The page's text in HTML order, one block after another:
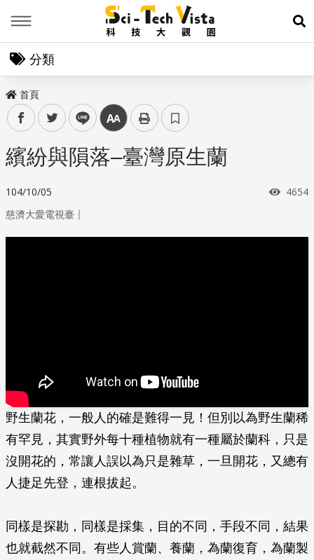
展
分類
首頁
facebooktwitter line 中
繽紛與隕落–臺灣原生蘭
104/10/05 瀏覽
4654
慈濟大愛電視臺 ｜
野生蘭花，一般人的確是難得一­見！但別以為野生蘭稀
有罕見，其實野外每十種植物就有一種屬於蘭科，只是
沒開花的，常讓人誤­以為只是雜草，一旦開花，又總有
人捷足先登，連根拔起。
同樣是探勘，同樣是採集，目的不同，手段不同，結果
也就截然不同。有些人賞蘭、養蘭，為蘭復育，為蘭製